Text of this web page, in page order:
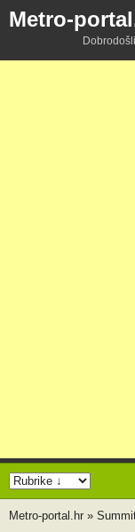
Metro-
Metro-portal.hr »